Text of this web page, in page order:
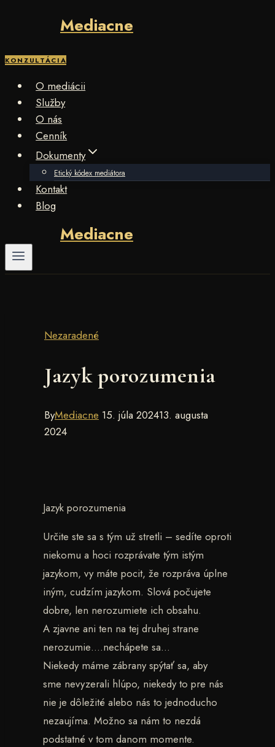
content
Mediacne
KONZULTÁCIA
O mediácii
Služby
O nás
Cenník
Dokumenty
Etický kódex mediátora
Kontakt
Blog
Mediacne
Nezaradené
Jazyk porozumenia
ByMediacne 15. júla 202413. augusta
2024
Jazyk porozumenia
Určite ste sa s tým už stretli – sedíte oproti
niekomu a hoci rozprávate tým istým
jazykom, vy máte pocit, že rozpráva úplne
iným, cudzím jazykom. Slová počujete
dobre, len nerozumiete ich obsahu.
A zjavne ani ten na tej druhej strane
nerozumie….nechápete sa…
Niekedy máme zábrany spýtať sa, aby
sme nevyzerali hlúpo, niekedy to pre nás
nie je dôležité alebo nás to jednoducho
nezaujíma. Možno sa nám to nezdá
podstatné v tom danom momente.